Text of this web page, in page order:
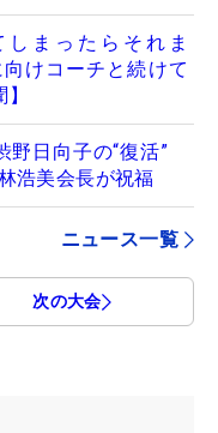
しまったらそれま
けコーチと続けて
野日向子の“復活”
浩美会長が祝福
ニュース一覧
次の大会